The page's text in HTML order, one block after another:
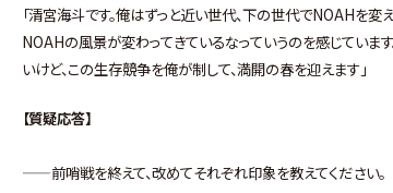
「清宮海斗です。俺はずっと近い世代、下の世代でNOAHを変
NOAHの風景が変わってきているなっていうのを感じていま
いけど、この生存競争を俺が制して、満開の春を迎えます」
【質疑応答】
——前哨戦を終えて、改めてそれぞれ印象を教えてください。